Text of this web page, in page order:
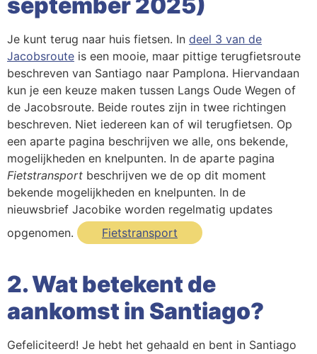
Nieuws
Agenda
Webshop
Contact
Je kunt terug naar huis fietsen. In deel 3 van de
Jacobsroute is een mooie, maar pittige terugfietsroute
beschreven van Santiago naar Pamplona. Hiervandaan
kun je een keuze maken tussen Langs Oude Wegen of
de Jacobsroute. Beide routes zijn in twee richtingen
beschreven. Niet iedereen kan of wil terugfietsen. Op
een aparte pagina beschrijven we alle, ons bekende,
mogelijkheden en knelpunten. In de aparte pagina
Fietstransport beschrijven we de op dit moment
bekende mogelijkheden en knelpunten. In de
nieuwsbrief Jacobike worden regelmatig updates
opgenomen.
Fietstransport
2. Wat betekent de
aankomst in Santiago?
Gefeliciteerd! Je hebt het gehaald en bent in Santiago